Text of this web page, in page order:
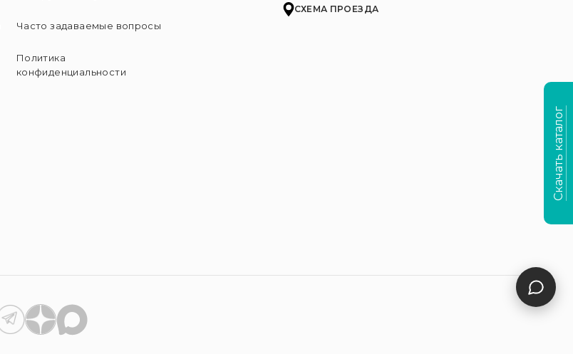
Часто задаваемые вопросы
Политика
конфиденциальности
СХЕМА ПРОЕЗДА
Скачать каталог